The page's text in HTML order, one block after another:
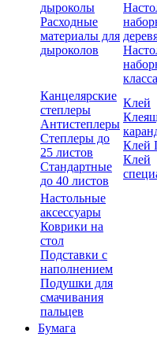
дыроколы
Расходные
материалы для
дыроколов
Канцелярские
степлеры
Антистеплеры
Степлеры до
25 листов
Стандартные
до 40 листов
Клей
Клей
Клей
Настольные
аксессуары
Коврики на
стол
Подставки с
наполнением
Подушки для
смачивания
пальцев
Бумага